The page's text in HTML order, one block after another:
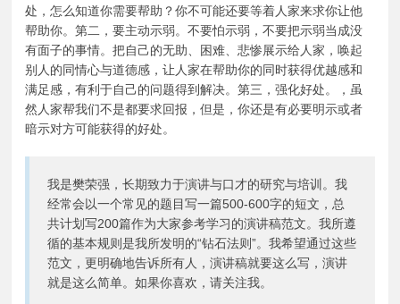
处，怎么知道你需要帮助？你不可能还要等着人家来求你让他
帮助你。第二，要主动示弱。不要怕示弱，不要把示弱当成没
有面子的事情。把自己的无助、困难、悲惨展示给人家，唤起
别人的同情心与道德感，让人家在帮助你的同时获得优越感和
满足感，有利于自己的问题得到解决。第三，强化好处。，虽
然人家帮我们不是都要求回报，但是，你还是有必要明示或者
暗示对方可能获得的好处。
我是樊荣强，长期致力于演讲与口才的研究与培训。我
经常会以一个常见的题目写一篇500-600字的短文，总
共计划写200篇作为大家参考学习的演讲稿范文。我所遵
循的基本规则是我所发明的“钻石法则”。我希望通过这些
范文，更明确地告诉所有人，演讲稿就要这么写，演讲
就是这么简单。如果你喜欢，请关注我。